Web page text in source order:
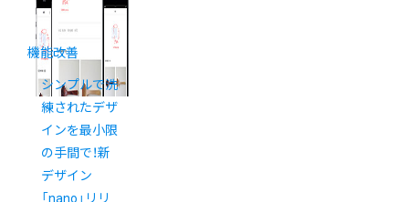
機能改善
シンプルで洗
練されたデザ
インを最小限
の手間で！新
デザイン
「nano」リリ